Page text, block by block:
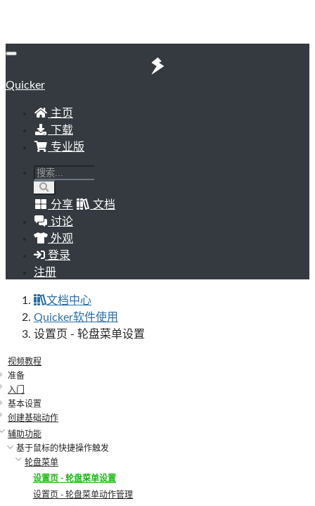
Quicker
主页
下载
专业版
分享
文档
讨论
外观
登录
注册
文档中心
Quicker软件使用
设置页 - 轮盘菜单设置
视频教程
准备
入门
基本设置
创建基础动作
辅助功能
基于鼠标的快捷操作触发
轮盘菜单
设置页 - 轮盘菜单设置
设置页 - 轮盘菜单动作管理